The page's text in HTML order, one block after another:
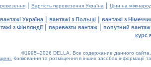
| Вартість перевезення Україна | Ціни на
вантажі Україна | вантажі з Польщі | вантажі з
з Фінляндії| перевезти вантаж| попутний вантаж
курс
©1995–2026 DELLA. Все содержание данного
Копіювання та розміщення в інших засобах інформації